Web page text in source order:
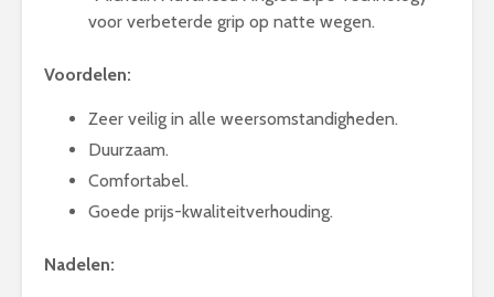
voor verbeterde grip op natte wegen.
Voordelen:
Zeer veilig in alle weersomstandigheden.
Duurzaam.
Comfortabel.
Goede prijs-kwaliteitverhouding.
Nadelen: